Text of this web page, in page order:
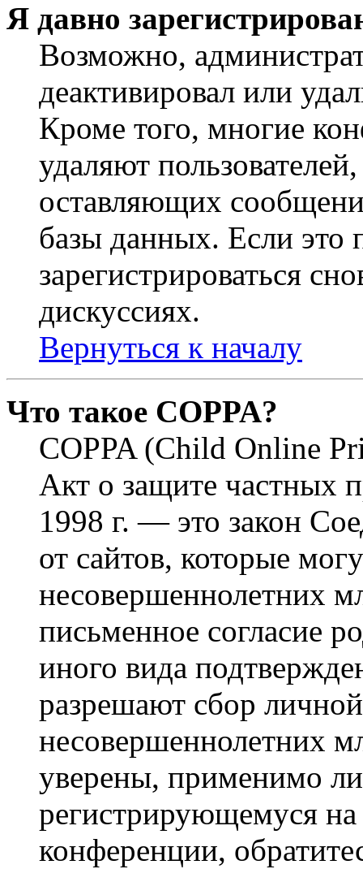
Я давно
Возможно,
деактивировал или
Кроме того, многие
удаляют
оставляющих
базы данных. Если это
зарегистрироваться
дискуссиях.
Вернуться к началу
Что такое COPPA?
COPPA (Child Online
Акт о защите частных
1998 г. — это закон
от сайтов, которые
несовершеннолетних
письменное согласие
иного вида
разрешают сбор
несовершеннолетних
уверены, применимо
регистрирующемуся
конференции,